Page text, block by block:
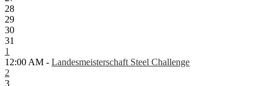
28
29
30
31
1
12:00 AM - Landesmeisterschaft Steel Challenge
2
3